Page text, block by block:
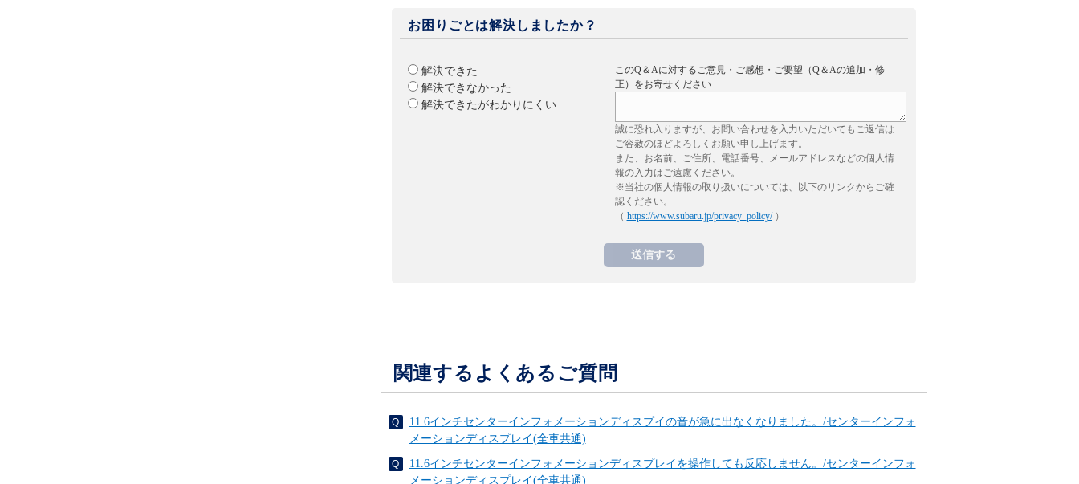
お困りごとは解決しましたか？
解決できた
解決できなかった
解決できたがわかりにくい
このQ＆Aに対するご意見・ご感想・ご要望（Q＆Aの追加・修
正）をお寄せください
誠に恐れ入りますが、お問い合わせを入力いただいてもご返信は
ご容赦のほどよろしくお願い申し上げます。
また、お名前、ご住所、電話番号、メールアドレスなどの個人情
報の入力はご遠慮ください。
※当社の個人情報の取り扱いについては、以下のリンクからご確
認ください。
（ https://www.subaru.jp/privacy_policy/）
関連するよくあるご質問
11.6インチセンターインフォメーションディスプイの音が急に出なくなりました。/センターインフォ
メーションディスプレイ(全車共通)
11.6インチセンターインフォメーションディスプレイを操作しても反応しません。/センターインフォ
メーションディスプレイ(全車共通)